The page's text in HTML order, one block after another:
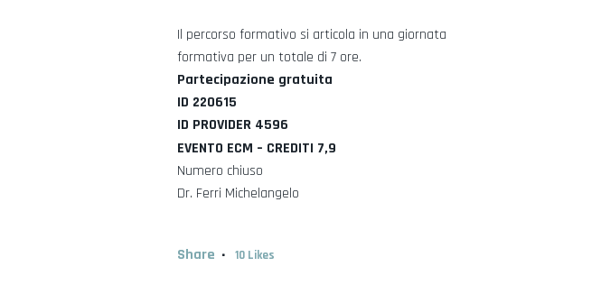
Il percorso formativo si articola in una giornata
formativa per un totale di 7 ore.
Partecipazione gratuita
ID 220615
ID PROVIDER 4596
EVENTO ECM – CREDITI 7,9
Numero chiuso
Dr. Ferri Michelangelo
Share 10 Likes